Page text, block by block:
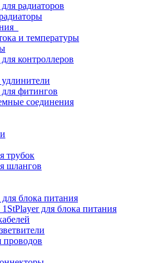
радиаторов
и температуры
контроллеров
фитингов
соединения
трубок
шлангов
блока питания
для блока питания
проводов